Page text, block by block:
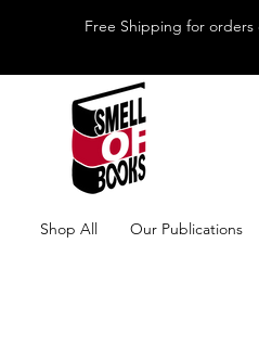
Free Shipping for orders
Shop All Our Publications